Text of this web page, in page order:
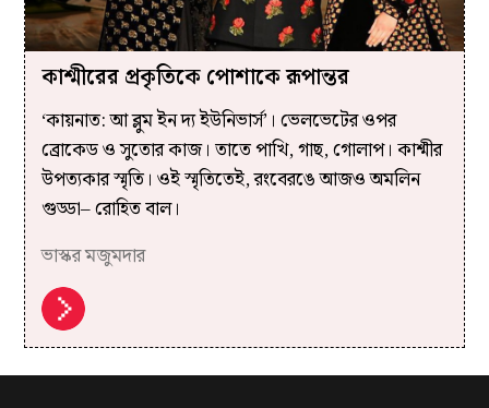
কাশ্মীরের প্রকৃতিকে পোশাকে রূপান্তর
‘কায়নাত: আ ব্লুম ইন দ্য ইউনিভার্স’। ভেলভেটের ওপর
ব্রোকেড ও সুতোর কাজ। তাতে পাখি, গাছ, গোলাপ। কাশ্মীর
উপত্যকার স্মৃতি। ওই স্মৃতিতেই, রংবেরঙে আজও অমলিন
গুড্ডা– রোহিত বাল।
ভাস্কর মজুমদার